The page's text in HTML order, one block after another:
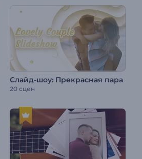
Слайд-шоу: Прекрасная пара
20 сцен